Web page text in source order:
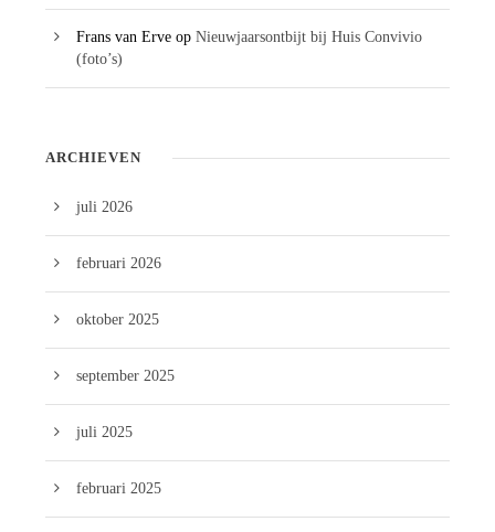
Frans van Erve op Nieuwjaarsontbijt bij Huis Convivio
(foto’s)
ARCHIEVEN
juli 2026
februari 2026
oktober 2025
september 2025
juli 2025
februari 2025